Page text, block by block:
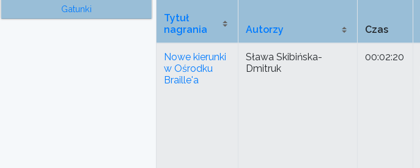
Gatunki
Tytuł
nagrania
Autorzy Czas
Nowe kierunki
w Ośrodku
Braille'a
Sława Skibińska-
Dmitruk
00:02:20